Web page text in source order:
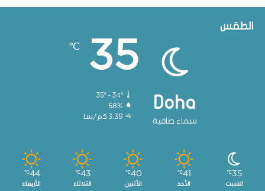
الطقس
Doha
سماء صافية
35
℃
35º - 34º
58%
3.39 كم/سا
35
℃
السبت
41
℃
الأحد
40
℃
الأثنين
43
℃
الثلاثاء
44
℃
الأربعاء